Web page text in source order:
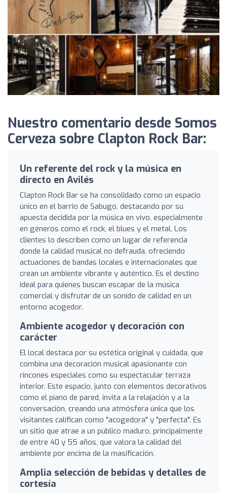
Nuestro comentario desde Somos
Cerveza sobre Clapton Rock Bar:
Un referente del rock y la música en
directo en Avilés
Clapton Rock Bar se ha consolidado como un espacio
único en el barrio de Sabugo, destacando por su
apuesta decidida por la música en vivo, especialmente
en géneros como el rock, el blues y el metal. Los
clientes lo describen como un lugar de referencia
donde la calidad musical no defrauda, ofreciendo
actuaciones de bandas locales e internacionales que
crean un ambiente vibrante y auténtico. Es el destino
ideal para quienes buscan escapar de la música
comercial y disfrutar de un sonido de calidad en un
entorno acogedor.
Ambiente acogedor y decoración con
carácter
El local destaca por su estética original y cuidada, que
combina una decoración musical apasionante con
rincones especiales como su espectacular terraza
interior. Este espacio, junto con elementos decorativos
como el piano de pared, invita a la relajación y a la
conversación, creando una atmósfera única que los
visitantes califican como "acogedora" y "perfecta". Es
un sitio que atrae a un público maduro, principalmente
de entre 40 y 55 años, que valora la calidad del
ambiente por encima de la masificación.
Amplia selección de bebidas y detalles de
cortesía